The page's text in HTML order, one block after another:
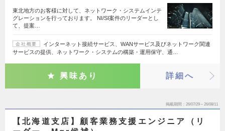
東北地方のお客様に対して、ネットワーク・システムインテ
グレーションを行っております。 NI/SI案件のリーダーとし
て、提案…
会社概要
インターネット接続サービス、WANサービス及びネットワーク関連
サービスの提供、ネットワーク・システムの構築・運用保守、通…
興味あり 詳細へ
掲載期間 26/07/29～26/08/11
【北海道支店】顧客業務支援エンジニア（リ